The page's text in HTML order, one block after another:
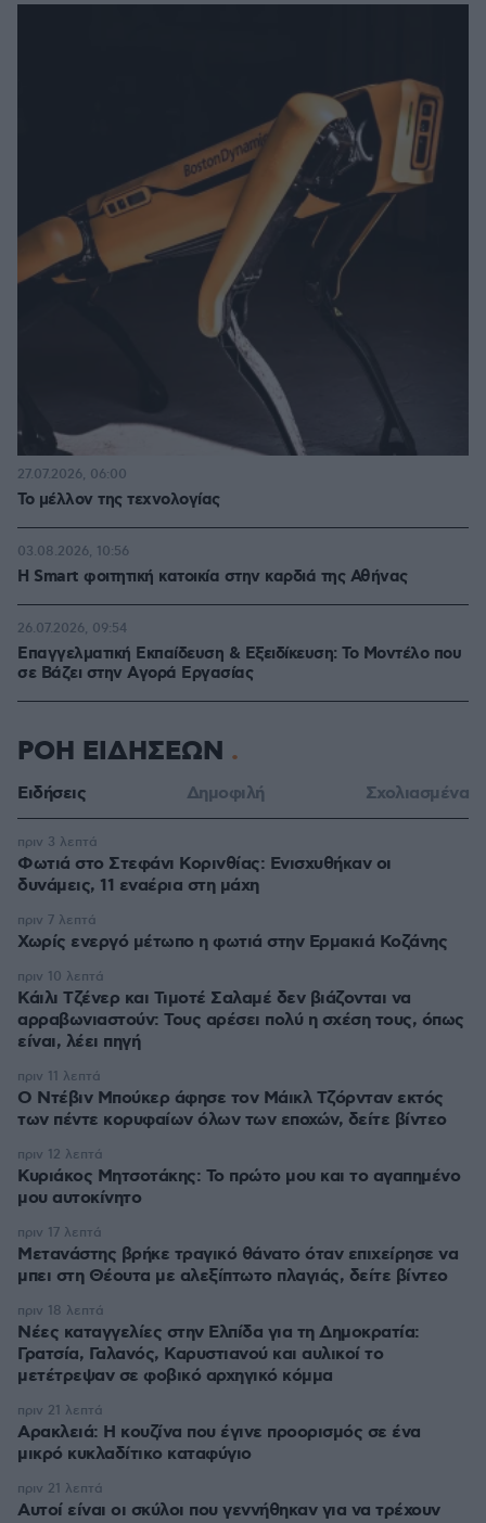
Το μέλλον της τεχνολογίας
27.07.2026, 06:00
Η Smart φοιτητική κατοικία στην καρδιά της Αθήνας
03.08.2026, 10:56
Επαγγελματική Εκπαίδευση & Εξειδίκευση: Το Mοντέλο που
σε Bάζει στην Aγορά Eργασίας
26.07.2026, 09:54
ΡΟΗ ΕΙΔΗΣΕΩΝ
Ειδήσεις Δημοφιλή Σχολιασμένα
Φωτιά στο Στεφάνι Κορινθίας: Ενισχυθήκαν οι
δυνάμεις, 11 εναέρια στη μάχη
πριν 3 λεπτά
Χωρίς ενεργό μέτωπο η φωτιά στην Ερμακιά Κοζάνης
πριν 7 λεπτά
Κάιλι Τζένερ και Τιμοτέ Σαλαμέ δεν βιάζονται να
αρραβωνιαστούν: Τους αρέσει πολύ η σχέση τους, όπως
είναι, λέει πηγή
πριν 10 λεπτά
Ο Ντέβιν Μπούκερ άφησε τον Μάικλ Τζόρνταν εκτός
των πέντε κορυφαίων όλων των εποχών, δείτε βίντεο
πριν 11 λεπτά
Κυριάκος Μητσοτάκης: Το πρώτο μου και το αγαπημένο
μου αυτοκίνητο
πριν 12 λεπτά
Μετανάστης βρήκε τραγικό θάνατο όταν επιχείρησε να
μπει στη Θέουτα με αλεξίπτωτο πλαγιάς, δείτε βίντεο
πριν 17 λεπτά
Νέες καταγγελίες στην Ελπίδα για τη Δημοκρατία:
Γρατσία, Γαλανός, Καρυστιανού και αυλικοί το
μετέτρεψαν σε φοβικό αρχηγικό κόμμα
πριν 18 λεπτά
Αρακλειά: Η κουζίνα που έγινε προορισμός σε ένα
μικρό κυκλαδίτικο καταφύγιο
πριν 21 λεπτά
Αυτοί είναι οι σκύλοι που γεννήθηκαν για να τρέχουν
πριν 21 λεπτά